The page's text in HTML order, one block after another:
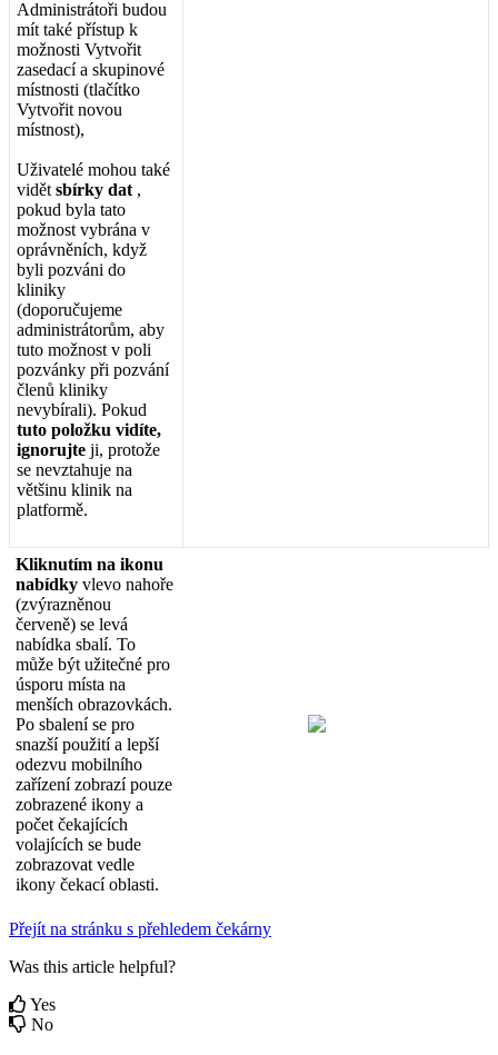
Administrátoři budou
mít také přístup k
možnosti Vytvořit
zasedací a skupinové
místnosti (tlačítko
Vytvořit novou
místnost),
Uživatelé mohou také
vidět sbírky dat ,
pokud byla tato
možnost vybrána v
oprávněních, když
byli pozváni do
kliniky
(doporučujeme
administrátorům, aby
tuto možnost v poli
pozvánky při pozvání
členů kliniky
nevybírali). Pokud
tuto položku vidíte,
ignorujte ji, protože
se nevztahuje na
většinu klinik na
platformě.
Kliknutím na ikonu
nabídky vlevo nahoře
(zvýrazněnou
červeně) se levá
nabídka sbalí. To
může být užitečné pro
úsporu místa na
menších obrazovkách.
Po sbalení se pro
snazší použití a lepší
odezvu mobilního
zařízení zobrazí pouze
zobrazené ikony a
počet čekajících
volajících se bude
zobrazovat vedle
ikony čekací oblasti.
Přejít na stránku s přehledem čekárny
Was this article helpful?
Yes
No